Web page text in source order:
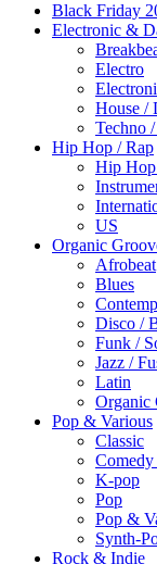
Black Friday
Electronic &
Electro
House /
Techno
Hip Hop / Rap
Hip
US
Organic
Afrobeat
Blues
Disco /
Funk /
Jazz /
Latin
Organic
Pop & Various
Classic
K-pop
Pop
Pop &
Synth-
Rock & Indie